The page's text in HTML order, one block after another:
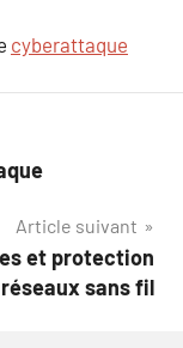
cyberattaque
Article suivant
et protection
sans fil